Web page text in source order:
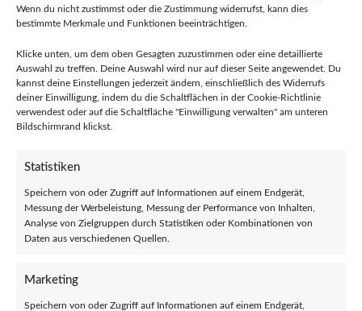
Wenn du nicht zustimmst oder die Zustimmung widerrufst, kann dies
bestimmte Merkmale und Funktionen beeinträchtigen.
Klicke unten, um dem oben Gesagten zuzustimmen oder eine detaillierte
Auswahl zu treffen. Deine Auswahl wird nur auf dieser Seite angewendet. Du
kannst deine Einstellungen jederzeit ändern, einschließlich des Widerrufs
deiner Einwilligung, indem du die Schaltflächen in der Cookie-Richtlinie
verwendest oder auf die Schaltfläche "Einwilligung verwalten" am unteren
Bildschirmrand klickst.
Statistiken
Speichern von oder Zugriff auf Informationen auf einem Endgerät,
Messung der Werbeleistung, Messung der Performance von Inhalten,
Analyse von Zielgruppen durch Statistiken oder Kombinationen von
Daten aus verschiedenen Quellen.
Marketing
Speichern von oder Zugriff auf Informationen auf einem Endgerät,